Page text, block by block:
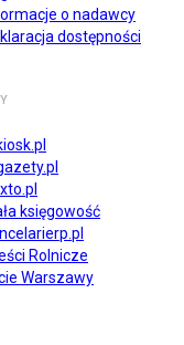
o nadawcy
dostępności
księgowość
Rolnicze
Warszawy